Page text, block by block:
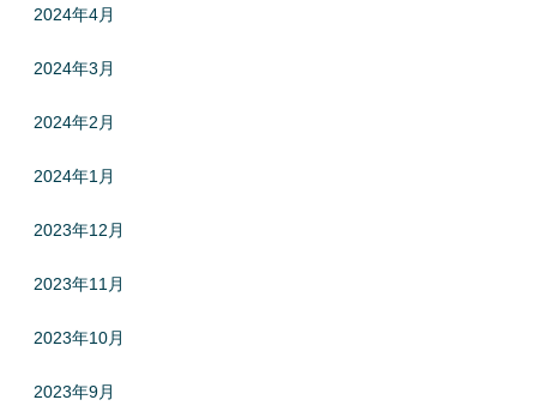
2024年4月
2024年3月
2024年2月
2024年1月
2023年12月
2023年11月
2023年10月
2023年9月